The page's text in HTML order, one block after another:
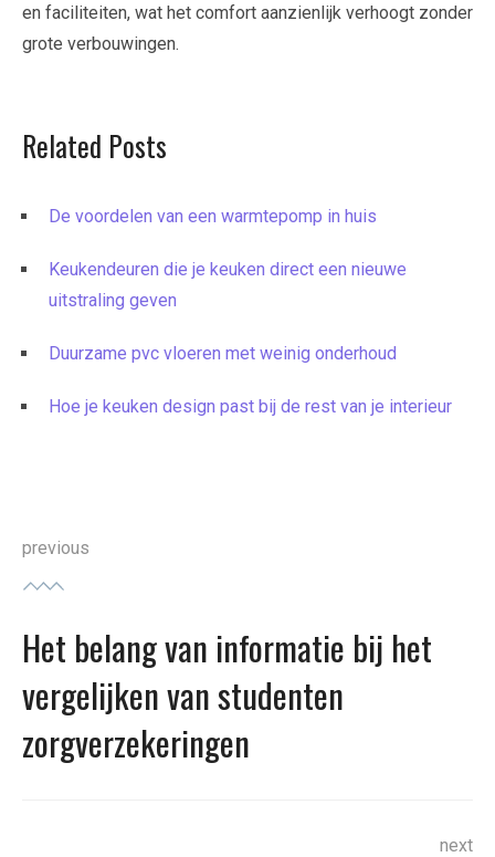
en faciliteiten, wat het comfort aanzienlijk verhoogt zonder
grote verbouwingen.
Related Posts
De voordelen van een warmtepomp in huis
Keukendeuren die je keuken direct een nieuwe
uitstraling geven
Duurzame pvc vloeren met weinig onderhoud
Hoe je keuken design past bij de rest van je interieur
Bericht
navigatie
previous
Previous
post:
Het belang van informatie bij het
vergelijken van studenten
zorgverzekeringen
next